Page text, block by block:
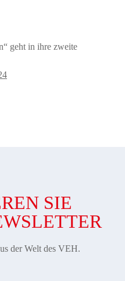
geht in ihre zweite
SIE
der Welt des VEH.